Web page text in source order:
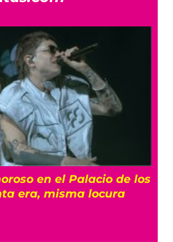
en el Palacio de los
era, misma locura